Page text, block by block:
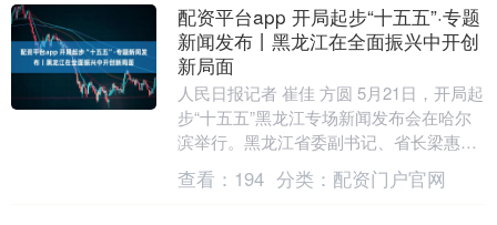
配资平台app 开局起步“十五五”·专题
新闻发布丨黑龙江在全面振兴中开创
新局面
人民日报记者 崔佳 方圆 5月21日，开局起
步“十五五”黑龙江专场新闻发布会在哈尔
滨举行。黑龙江省委副书记、省长梁惠玲
表示，深入贯彻习近平总书记对黑龙江工
作的重....
查看： 194 分类： 配资门户官网